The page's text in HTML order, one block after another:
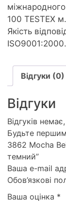
100 TESTEX
Якість
ISO9001:2000.
Відгуки (0)
Відгуки
Відгуків
Будьте
3862 Mocha
темний”
Ваша e-mail
Обов’язкові
Ваша оцінка *